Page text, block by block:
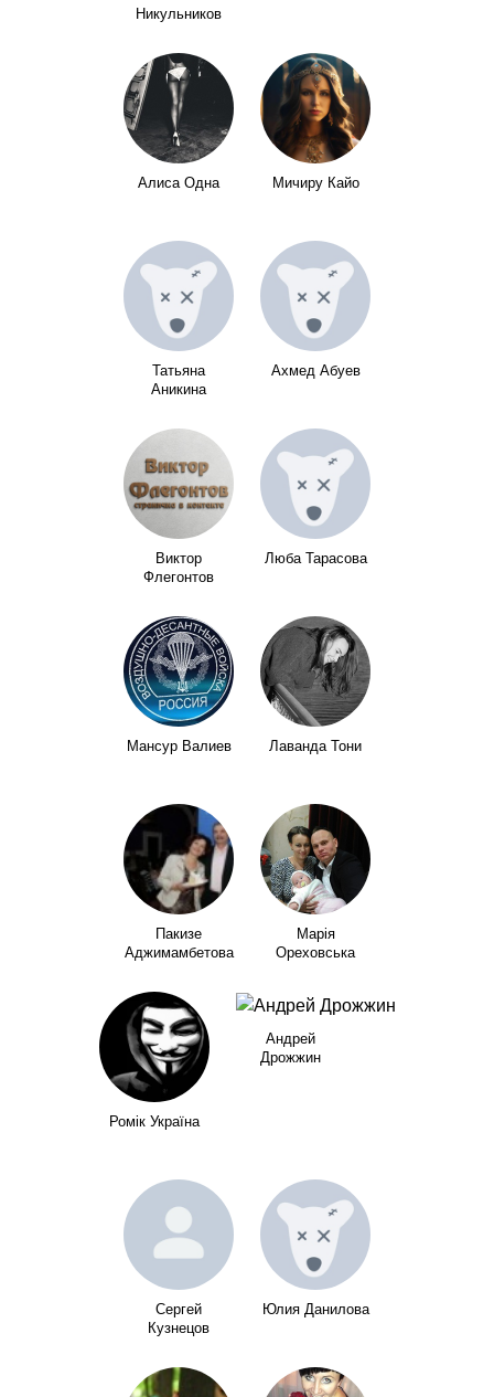
Никульников
Алиса Одна Мичиру Кайо
Татьяна
Аникина
Ахмед Абуев
Виктор
Флегонтов
Люба Тарасова
Мансур Валиев Лаванда Тони
Пакизе
Аджимамбетова
Марія
Ореховська
Ромік Україна
Андрей
Дрожжин
Сергей
Кузнецов
Юлия Данилова